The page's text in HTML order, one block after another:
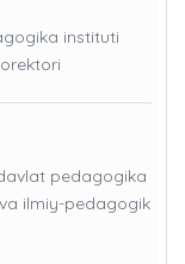
instituti
pedagogika
ilmiy-pedagogik